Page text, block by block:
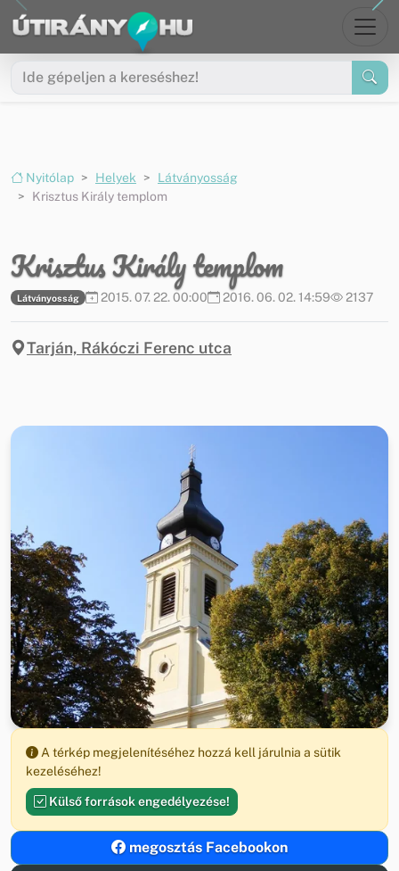
Ugrás a menüre
Ugrás a tartalomra
Nyitólap Helyek
Látványosság
Krisztus Király templom
Krisztus Király templom
Látványosság 2015. 07. 22. 00:00 2016. 06. 02. 14:59 2137
Tarján, Rákóczi Ferenc utca
A térkép megjelenítéséhez hozzá kell járulnia a sütik
kezeléséhez!
Külső források engedélyezése!
megosztás Facebookon